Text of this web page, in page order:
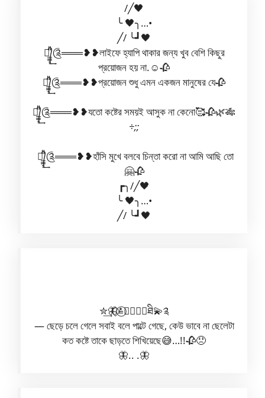
/╱🖤
‎╰ 🖤╮…•
‎╱/ ╰┛🖤
‎༆᭄̲̲̲̞̎̎͢༊═══❥❥লাইফে হ্যাপি থাকার জন্য খুব বেশি কিছুর
প্রয়োজন হয় না.☺🥀
‎༆᭄̲̲̲̞̎̎͢༊═══❥❥প্রয়োজন শুধু এমন একজন মানুষের যে🥀
‎༆᭄̲̲̲̞̎̎͢༊═══❥❥যতো কষ্টের সময়ই আসুক না কেনো🥰🥀🌿🎋
÷;;
‎ ༆᭄̲̲̲̞̎̎͢༊═══❥❥হাঁসি মুখে বলবে চিন্তা করো না আমি আছি তো
🤗🥀
‎┏╮/╱🖤
‎╰ 🖤╮…•
‎╱/ ╰┛🖤
✮͢🦋⃟≛⃝❤️‍🔥✮⃝ཐི💫༉
— ছেড়ে চলে গেলে সবাই বলে পাল্টে গেছে, কেউ ভাবে না ছেলেটা
কত কষ্টে তাকে ছাড়তে শিখিয়েছে😅…!!🥀😞
🦋.. .🦋